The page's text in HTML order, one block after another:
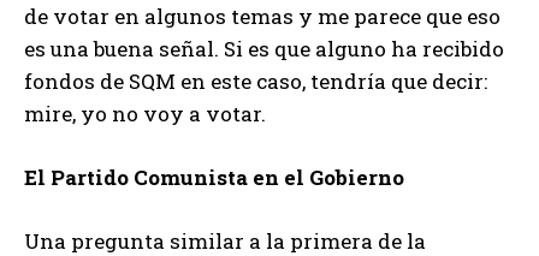
de votar en algunos temas y me parece que eso
es una buena señal. Si es que alguno ha recibido
fondos de SQM en este caso, tendría que decir:
mire, yo no voy a votar.
El Partido Comunista en el Gobierno
Una pregunta similar a la primera de la